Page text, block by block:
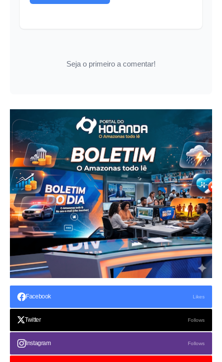
Seja o primeiro a comentar!
Facebook Likes
Twitter Follows
Instagram Follows